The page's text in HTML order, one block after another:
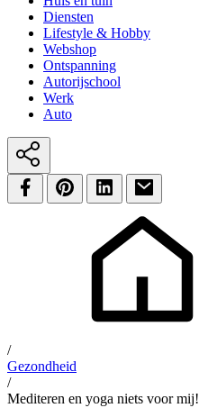
Diensten
Lifestyle & Hobby
Webshop
Ontspanning
Autorijschool
Werk
Auto
/
Gezondheid
/
Mediteren en yoga niets voor mij!